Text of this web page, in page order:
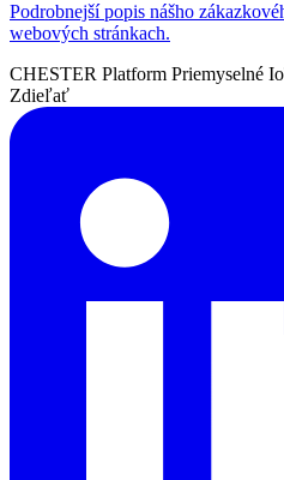
Podrobnejší popis nášho
webových stránkach.
CHESTER Platform Priemyselné
Zdieľať